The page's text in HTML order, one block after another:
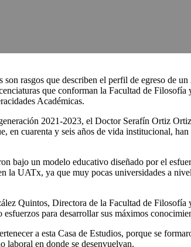
rasgos que describen el perfil de egreso de un
que conforman la Facultad de
Académicas.
2021-2023, el Doctor Serafín Ortiz
en cuarenta y seis años de vida institucional,
bajo un modelo educativo diseñado por el
UATx, ya que muy pocas universidades a
Quintos, Directora de la Facultad de
para desarrollar sus máximos
a esta Casa de Estudios, porque se
laboral en donde se desenvuelvan.